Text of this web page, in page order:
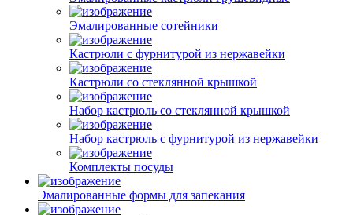
Эмалированные сотейники
Кастрюли с фурнитурой из нержавейки
Кастрюли со стеклянной крышкой
Набор кастрюль со стеклянной крышкой
Набор кастрюль с фурнитурой из нержавейки
Комплекты посуды
Эмалированные формы для запекания